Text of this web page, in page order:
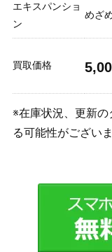
エキスパンショ
ン
めざ
買取価格
※在庫状況、更新
る可能性がございま